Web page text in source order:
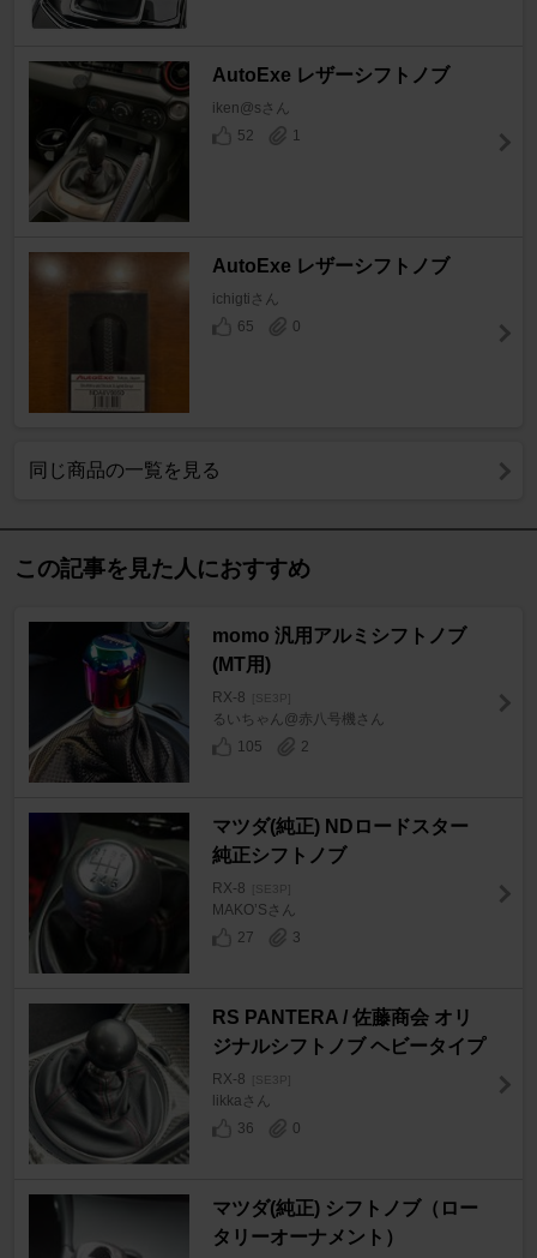
AutoExe レザーシフトノブ
iken@sさん
52
1
AutoExe レザーシフトノブ
ichigtiさん
65
0
同じ商品の一覧を見る
この記事を見た人におすすめ
momo 汎用アルミシフトノブ
(MT用)
RX-8 [SE3P]
るいちゃん@赤八号機さん
105
2
マツダ(純正) NDロードスター
純正シフトノブ
RX-8 [SE3P]
MAKO’Sさん
27
3
RS PANTERA / 佐藤商会 オリ
ジナルシフトノブ ヘビータイプ
RX-8 [SE3P]
likkaさん
36
0
マツダ(純正) シフトノブ（ロー
タリーオーナメント）